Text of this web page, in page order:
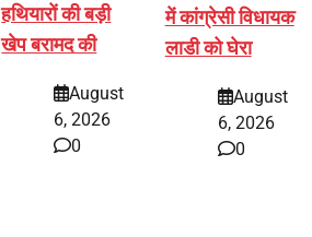
हथियारों की बड़ी
खेप बरामद की
August
6, 2026
0
में कांग्रेसी विधायक
लाडी को घेरा
August
6, 2026
0